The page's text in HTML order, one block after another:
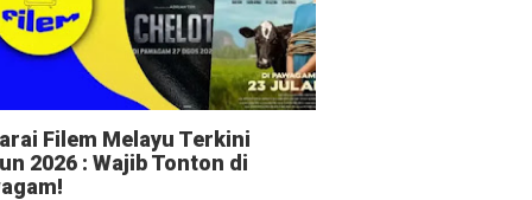
Filem Melayu Terkini
2026 : Wajib Tonton di